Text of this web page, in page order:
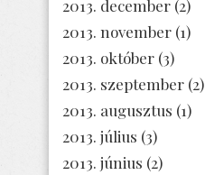
2013. december (2)
2013. november (1)
2013. október (3)
2013. szeptember (2)
2013. augusztus (1)
2013. július (3)
2013. június (2)